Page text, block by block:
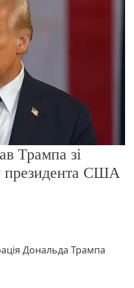
Трампа зі
президента США
Дональда Трампа